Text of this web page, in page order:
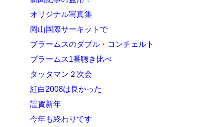
オリジナル写真集
岡山国際サーキットで
ブラームスのダブル・コンチェルト
ブラームス1番聴き比べ
タッタマン２次会
紅白2008は良かった
謹賀新年
今年も終わりです